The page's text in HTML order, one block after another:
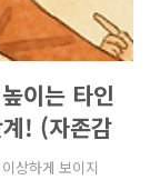
이는 타인
! (자존감
상, 자존
상하게 보이지